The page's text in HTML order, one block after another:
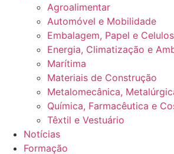
Agroalimentar
Automóvel e Mobilidade
Embalagem, Papel e
Energia, Climatização e
Marítima
Materiais de Construção
Metalomecânica,
Química, Farmacêutica e
Têxtil e Vestuário
Notícias
Formação